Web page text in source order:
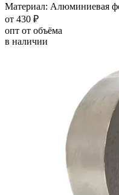
Материал: Алюминиевая
от 430 ₽
опт от объёма
в наличии